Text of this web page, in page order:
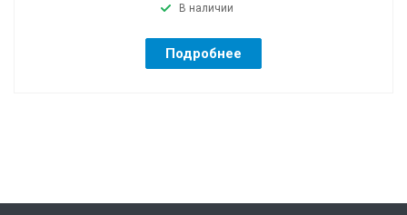
В наличии
Подробнее